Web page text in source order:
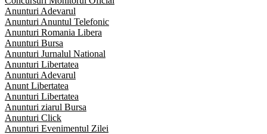
Anunturi Adevarul
Anunturi Anuntul Telefonic
Anunturi Romania Libera
Anunturi Bursa
Anunturi Jurnalul National
Anunturi Libertatea
Anunturi Adevarul
Anunt Libertatea
Anunturi Libertatea
Anunturi ziarul Bursa
Anunturi Click
Anunturi Evenimentul Zilei